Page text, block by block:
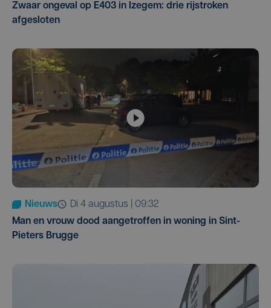
Zwaar ongeval op E403 in Izegem: drie rijstroken
afgesloten
Nieuws
di 4 augustus | 09:32
Man en vrouw dood aangetroffen in woning in Sint-
Pieters Brugge